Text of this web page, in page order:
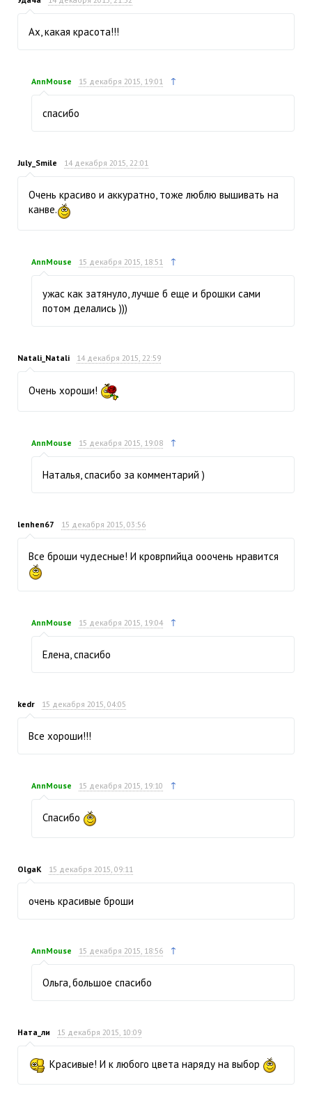
Ах, какая красота!!!
AnnMouse 15 декабря 2015, 19:01 ↑
спасибо
July_Smile 14 декабря 2015, 22:01
Очень красиво и аккуратно, тоже люблю вышивать на
канве.
AnnMouse 15 декабря 2015, 18:51 ↑
ужас как затянуло, лучше б еще и брошки сами
потом делались )))
Natali_Natali 14 декабря 2015, 22:59
Очень хороши!
AnnMouse 15 декабря 2015, 19:08 ↑
Наталья, спасибо за комментарий )
lenhen67 15 декабря 2015, 03:56
Все броши чудесные! И кроврпийца ооочень нравится
AnnMouse 15 декабря 2015, 19:04 ↑
Елена, спасибо
kedr 15 декабря 2015, 04:05
Все хороши!!!
AnnMouse 15 декабря 2015, 19:10 ↑
Спасибо
OlgaK 15 декабря 2015, 09:11
очень красивые броши
AnnMouse 15 декабря 2015, 18:56 ↑
Ольга, большое спасибо
Ната_ли 15 декабря 2015, 10:09
Красивые! И к любого цвета наряду на выбор